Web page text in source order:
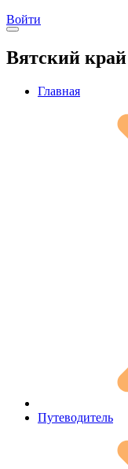
Войти
Вятский край
Главная
Путеводитель